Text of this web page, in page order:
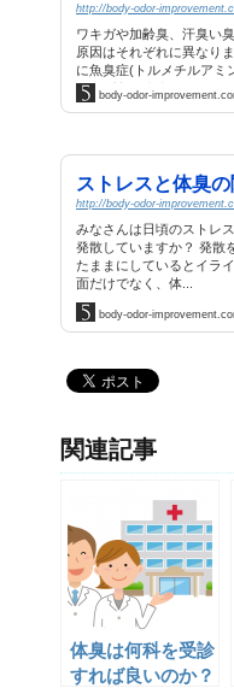
ワキガや加齢臭、汗臭い
原因はそれぞれに異なり
に魚臭症(トルメチルアミ
ものがあります。 ...
body-odor-
ストレスと体臭
みなさんは日頃のストレ
発散していますか？ 発散
たままにしているとイラ
面だけでなく、体...
body-odor-
関連記事
体臭は何科を受診
すれば良いのか？